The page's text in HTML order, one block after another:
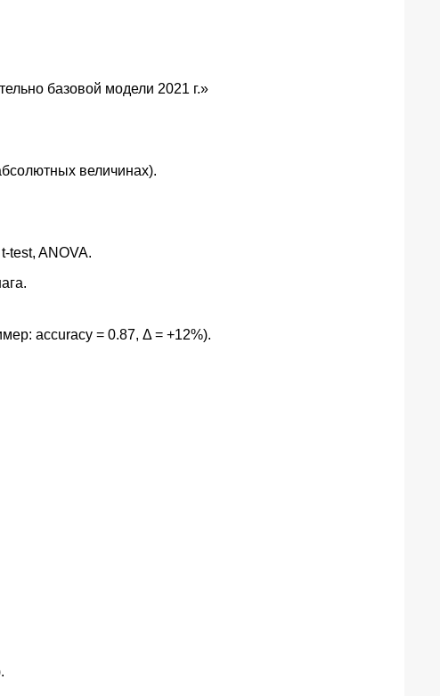
базовой модели 2021 г.»
величинах).
test, ANOVA.
accuracy = 0.87, Δ = +12%).